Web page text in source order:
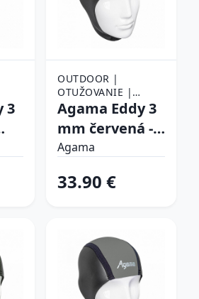
3
OUTDOOR |
OTUŽOVANIE |
OBLEČENIE NA
OTUŽOVANIE |
ČIAPKY NA
OTUŽOVANIE
Agama Eddy 3
mm červená -
S/M (50-56)
Agama
33.90 €